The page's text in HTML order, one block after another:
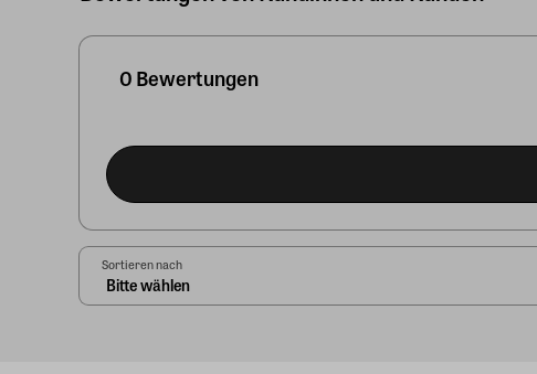
0 Bewertungen
Sortieren nach